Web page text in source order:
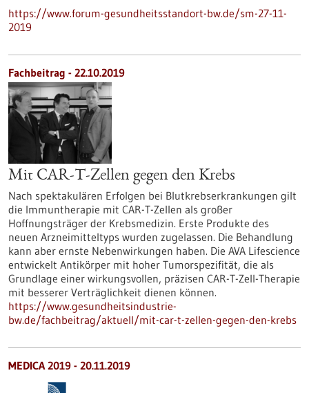
https://www.forum-gesundheitsstandort-bw.de/sm-27-11-
2019
Fachbeitrag - 22.10.2019
Mit CAR-T-Zellen gegen den Krebs
Nach spektakulären Erfolgen bei Blutkrebserkrankungen gilt
die Immuntherapie mit CAR-T-Zellen als großer
Hoffnungsträger der Krebsmedizin. Erste Produkte des
neuen Arzneimitteltyps wurden zugelassen. Die Behandlung
kann aber ernste Nebenwirkungen haben. Die AVA Lifescience
entwickelt Antikörper mit hoher Tumorspezifität, die als
Grundlage einer wirkungsvollen, präzisen CAR-T-Zell-Therapie
mit besserer Verträglichkeit dienen können.
https://www.gesundheitsindustrie-
bw.de/fachbeitrag/aktuell/mit-car-t-zellen-gegen-den-krebs
MEDICA 2019 - 20.11.2019